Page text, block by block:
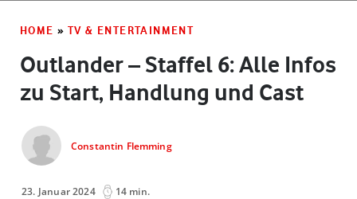
HOME » TV & ENTERTAINMENT
Outlander – Staffel 6: Alle Infos
zu Start, Handlung und Cast
Constantin Flemming
23. Januar 2024 14 min.